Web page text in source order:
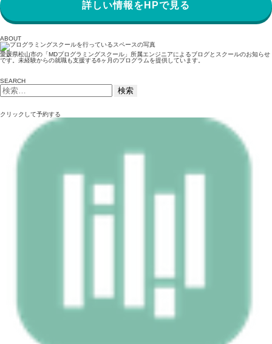
詳しい情報をHPで見る
ABOUT
愛媛県松山市の「MDプログラミングスクール」所属エンジニアによるブログとスクールのお知らせ
です。未経験からの就職も支援する6ヶ月のプログラムを提供しています。
SEARCH
検
索:
クリックして予約する